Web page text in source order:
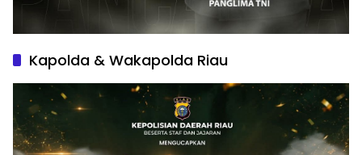
Kapolda & Wakapolda Riau